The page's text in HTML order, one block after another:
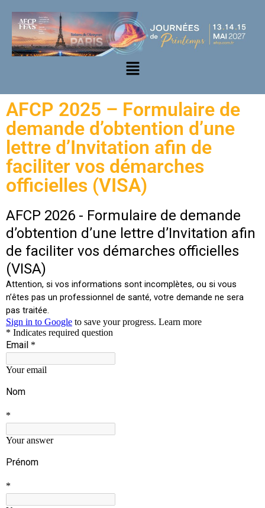
AFCP 2025 – Formulaire de
demande d’obtention d’une
lettre d’Invitation afin de
faciliter vos démarches
officielles (VISA)